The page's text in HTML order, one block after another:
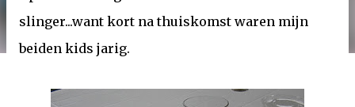
slinger...want kort na thuiskomst waren mijn
beiden kids jarig.